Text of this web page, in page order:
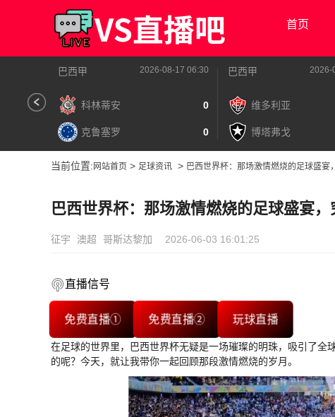
首页
巴西甲 2026-08-17 06:30
科林蒂安 0
克鲁塞罗 0
巴西甲 2026-
维多利亚
博塔弗戈
当前位置: 网站首页 > 足球资讯 > 巴西世界杯：那场激情燃烧的足球盛宴
巴西世界杯：那场激情燃烧的足球盛宴，
征宇 澳超 哥斯达黎加 2026-06-03 16:01:25
直播信号
免费直播① 免费直播② 玩球直播
在足球的世界里，巴西世界杯无疑是一场璀璨的明珠，吸引了
的呢？今天，就让我带你一起回顾那段激情燃烧的岁月。